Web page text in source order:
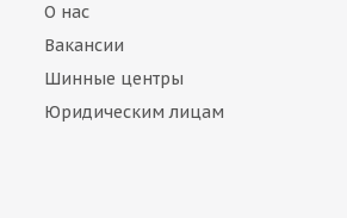
О нас
Вакансии
Шинные центры
Юридическим лицам